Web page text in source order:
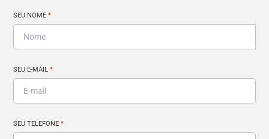
SEU NOME*
SEU E-MAIL*
SEU TELEFONE*